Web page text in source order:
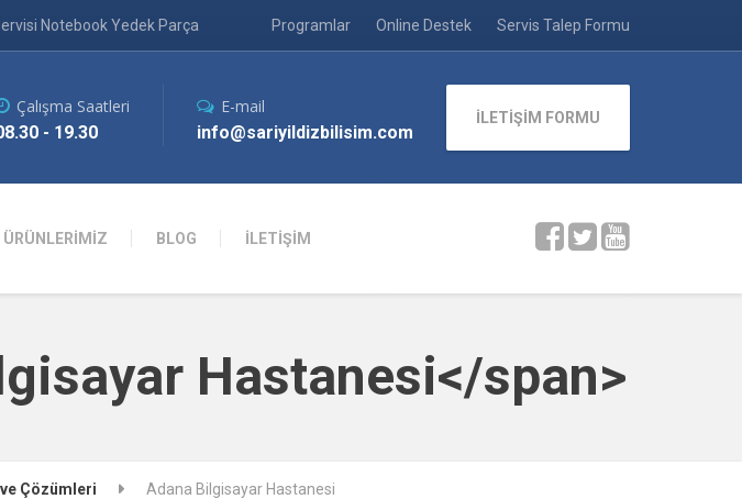
Notebook Yedek Parça Programlar Online Destek Servis Talep Formu
ÜRÜNLERİMİZ BLOG İLETİŞİM
Çalışma Saatleri
- 19.30
E-mail
info@sariyildizbilisim.com
İLETİŞİM FORMU
Hastanesi</span>
Çözümleri Adana Bilgisayar Hastanesi